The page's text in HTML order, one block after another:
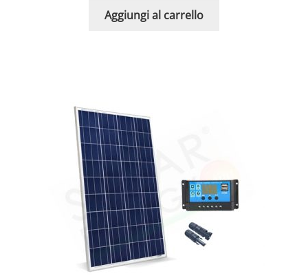
Aggiungi al carrello